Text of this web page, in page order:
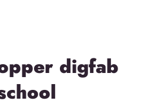
digfab